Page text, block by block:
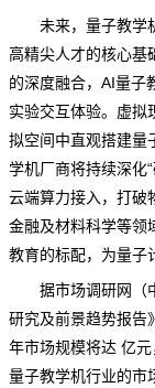
未来，量子教学机
高精尖人才的核心基
的深度融合，AI量子
实验交互体验。虚拟
拟空间中直观搭建量
学机厂商将持续深化
云端算力接入，打破
金融及材料科学等领
教育的标配，为量子
据市场调研网（
研究及前景趋势报告
年市场规模将达 亿
量子教学机行业的市